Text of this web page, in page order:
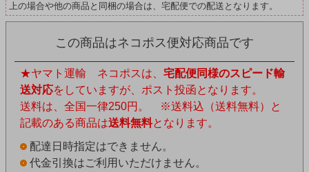
上の場合や他の商品と同梱の場合は、宅配便での配送となります。
この商品はネコポス便対応商品です
★ヤマト運輸 ネコポスは、 宅配便同様のスピード輸
送対応をしていますが、ポスト投函となります。
送料は、全国一律250円。 ※送料込（送料無料）と
記載のある商品は送料無料となります。
配達日時指定はできません。
代金引換はご利用いただけません。